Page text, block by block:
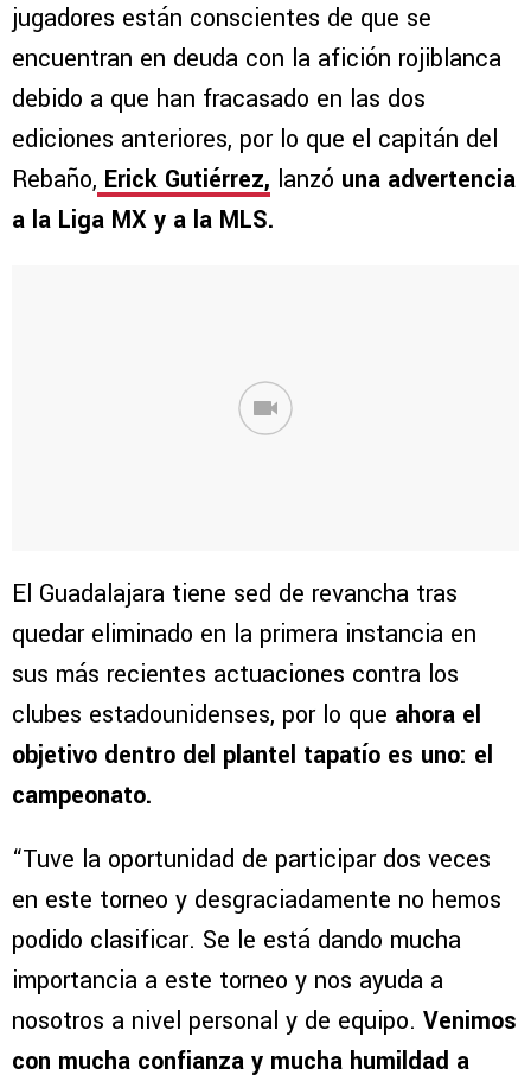
jugadores están conscientes de que se
encuentran en deuda con la afición rojiblanca
debido a que han fracasado en las dos
ediciones anteriores, por lo que el capitán del
Rebaño, Erick Gutiérrez, lanzó una advertencia
a la Liga MX y a la MLS.
El Guadalajara tiene sed de revancha tras
quedar eliminado en la primera instancia en
sus más recientes actuaciones contra los
clubes estadounidenses, por lo que ahora el
objetivo dentro del plantel tapatío es uno: el
campeonato.
“Tuve la oportunidad de participar dos veces
en este torneo y desgraciadamente no hemos
podido clasificar. Se le está dando mucha
importancia a este torneo y nos ayuda a
nosotros a nivel personal y de equipo. Venimos
con mucha confianza y mucha humildad a